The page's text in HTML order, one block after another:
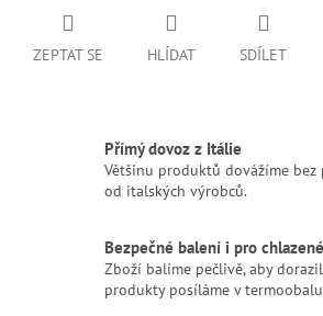
ZEPTAT SE HLÍDAT SDÍLET
Přímý dovoz z Itálie
Většinu produktů dovážíme
od italských výrobců.
Bezpečné balení i pro
Zboží balíme pečlivě, aby
produkty posíláme v